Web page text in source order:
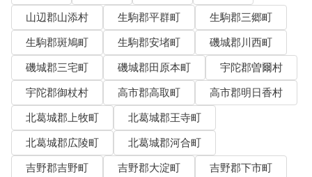
山辺郡山添村
生駒郡平群町
生駒郡三郷町
生駒郡斑鳩町
生駒郡安堵町
磯城郡川西町
磯城郡三宅町
磯城郡田原本町
宇陀郡曽爾村
宇陀郡御杖村
高市郡高取町
高市郡明日香村
北葛城郡上牧町
北葛城郡王寺町
北葛城郡広陵町
北葛城郡河合町
吉野郡吉野町
吉野郡大淀町
吉野郡下市町